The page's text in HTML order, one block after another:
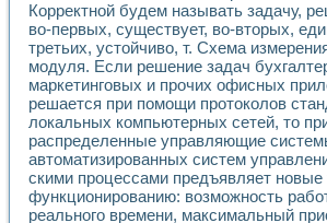
Корректной будем называть задачу,
во-первых, существует, во-вторых,
третьих, устойчиво, т. Схема
модуля. Если решение задач
маркетинго­вых и прочих офисных
решается при помощи протоколов
локальных компьютерных сетей, то
распределенные управляющие
автоматизированных систем
скими процессами предъявляет новые
функционированию: возможность
реального времени, максимальный